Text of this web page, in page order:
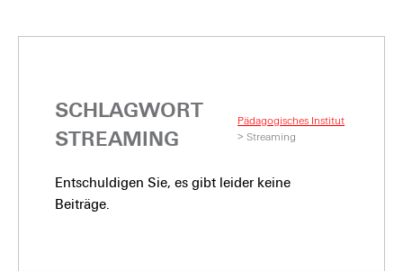
SCHLAGWORT
STREAMING
Pädagogisches Institut
> Streaming
Entschuldigen Sie, es gibt leider keine
Beiträge.